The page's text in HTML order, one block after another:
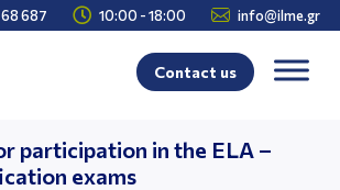
687  10:00 - 18:00  info@ilme.gr
Contact us
participation in the ELA –
exams